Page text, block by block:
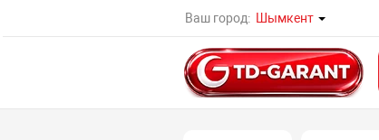
Ваш город: Шымкент